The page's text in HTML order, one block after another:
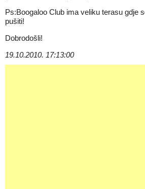
Ps:Boogaloo Club ima veliku terasu gdje
pušiti!
Dobrodošli!
19.10.2010. 17:13:00